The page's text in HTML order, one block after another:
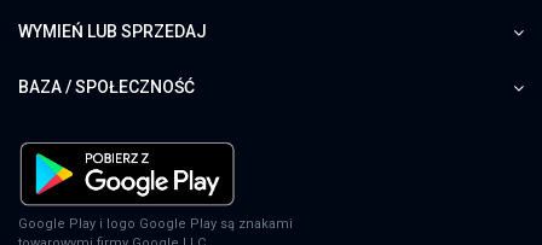
WYMIEŃ LUB SPRZEDAJ
BAZA / SPOŁECZNOŚĆ
Google Play i logo Google Play są znakami